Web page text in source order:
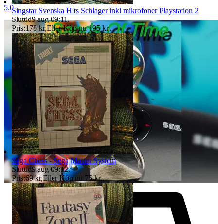
5.0Singstar Svenska Hits Schlager inkl mikrofoner Playstation 2
Sluttid9 aug 09:11.
Pris:178 kr,Eller Köp nu 195 kr,.
Sega Chess - Sega Master System
Sluttid9 aug 09:12.
Pris:69 kr,Eller Köp nu 75 kr,.